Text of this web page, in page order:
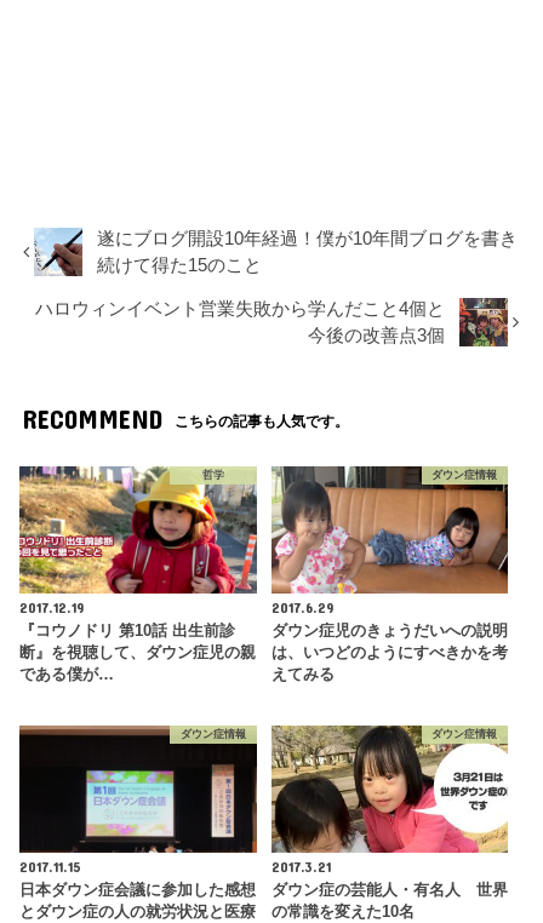
遂にブログ開設10年経過！僕が10年間ブログを書き
続けて得た15のこと
ハロウィンイベント営業失敗から学んだこと4個と
今後の改善点3個
RECOMMEND こちらの記事も人気です。
哲学
2017.12.19
『コウノドリ 第10話 出生前診
断』を視聴して、ダウン症児の親
である僕が…
ダウン症情報
2017.6.29
ダウン症児のきょうだいへの説明
は、いつどのようにすべきかを考
えてみる
ダウン症情報
2017.11.15
日本ダウン症会議に参加した感想
とダウン症の人の就労状況と医療
ダウン症情報
2017.3.21
ダウン症の芸能人・有名人 世界
の常識を変えた10名